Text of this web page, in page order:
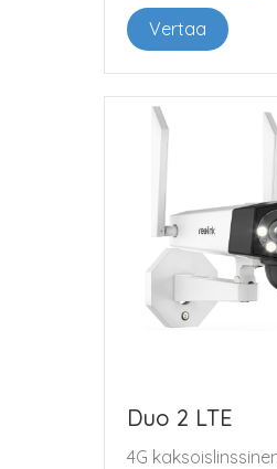
Vertaa
Duo 2 LTE
4G